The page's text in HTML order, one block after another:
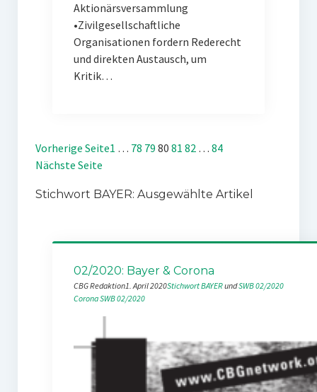
Aktionärsversammlung
•Zivilgesellschaftliche
Organisationen fordern Rederecht
und direkten Austausch, um
Kritik…
Vorherige Seite1 … 78 79 80 81 82 … 84
Nächste Seite
Stichwort BAYER: Ausgewählte Artikel
02/2020: Bayer & Corona
CBG Redaktion1. April 2020Stichwort BAYER und SWB 02/2020
CoronaSWB 02/2020